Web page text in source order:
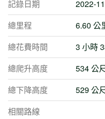
記錄日期
2022-
總里程
6.60 公
總花費時間
3 小時
總爬升高度
534 公
總下降高度
529 公
相關路線